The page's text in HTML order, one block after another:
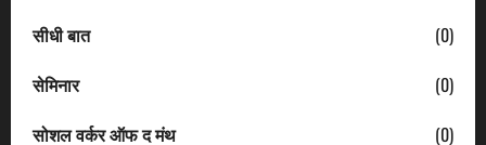
सीधी बात
(0)
सेमिनार
(0)
सोशल वर्कर ऑफ द मंथ
(0)